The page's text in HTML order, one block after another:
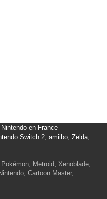
en France
Switch 2, amiibo, Zelda,
Pokémon, Metroid, Xenoblade,
, Cartoon Master,